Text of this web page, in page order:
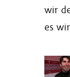
wir
es